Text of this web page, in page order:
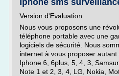
iphone sms
Version d'Evaluation
Nous vous proposons une
téléphone portable avec une
logiciels de sécurité. Nous
internet à vous proposer
Iphone 6, 6plus, 5, 4, 3,
Note 1 et 2, 3, 4, LG, Nokia,